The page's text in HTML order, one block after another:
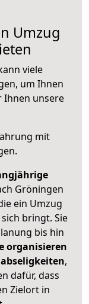
Umzug
viele
um Ihnen
Ihnen unsere
mit
.
Gröningen
ein Umzug
bringt. Sie
bis hin
organisieren
,
dafür, dass
Zielort in